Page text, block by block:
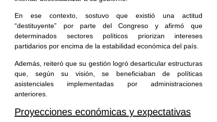
En ese contexto, sostuvo que existió una actitud
“destituyente” por parte del Congreso y afirmó que
determinados sectores políticos priorizan intereses
partidarios por encima de la estabilidad económica del país.
Además, reiteró que su gestión logró desarticular estructuras
que, según su visión, se beneficiaban de políticas
asistenciales implementadas por administraciones
anteriores.
Proyecciones económicas y expectativas